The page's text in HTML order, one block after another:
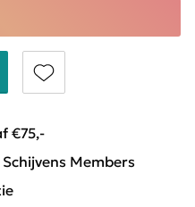
€75,-
Members